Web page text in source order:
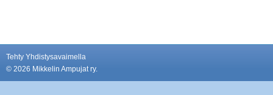
Tehty Yhdistysavaimella
© 2026 Mikkelin Ampujat ry.